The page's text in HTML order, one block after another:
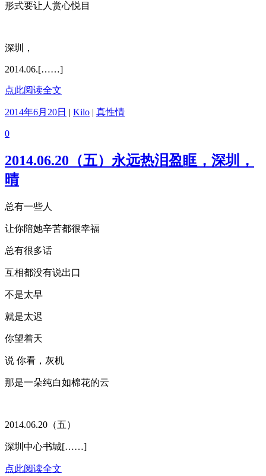
形式要让人赏心悦目
深圳，
2014.06.[……]
点此阅读全文
2014年6月20日 | Kilo | 真性情
0
2014.06.20（五）永远热泪盈眶，深圳，
晴
总有一些人
让你陪她辛苦都很幸福
总有很多话
互相都没有说出口
不是太早
就是太迟
你望着天
说 你看，灰机
那是一朵纯白如棉花的云
2014.06.20（五）
深圳中心书城[……]
点此阅读全文